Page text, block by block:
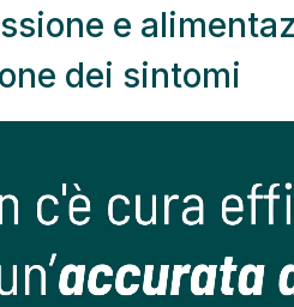
e
dei sintomi